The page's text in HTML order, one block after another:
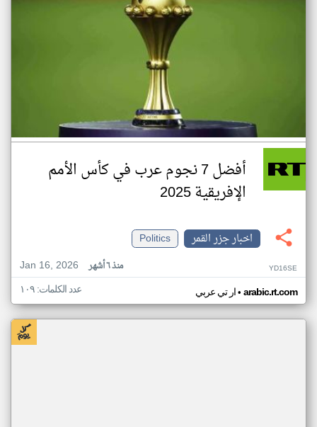
أفضل 7 نجوم عرب في كأس الأمم
الإفريقية 2025
اخبار جزر القمر
Politics
Jan 16, 2026
منذ ٦ أشهر YD16SE
ار تي عربي• arabic.rt.com عدد الكلمات: ١٠٩